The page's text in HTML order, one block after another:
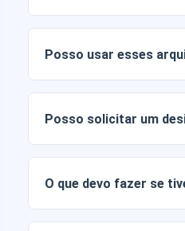
Posso usar esses
Posso solicitar um
O que devo fazer se